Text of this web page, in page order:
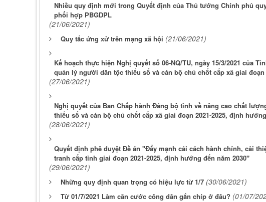
Nhiều quy định mới trong Quyết định của Thủ tướng Chính phủ
phối hợp PBGDPL
(21/06/2021)
Quy tắc ứng xử trên mạng xã hội (21/06/2021)
Kế hoạch thực hiện Nghị quyết số 06-NQ/TU, ngày 15/3/2021 của
quản lý người dân tộc thiểu số và cán bộ chủ chốt cấp xã giai
(27/06/2021)
Nghị quyết của Ban Chấp hành Đảng bộ tỉnh về nâng cao chất
thiểu số và cán bộ chủ chốt cấp xã giai đoạn 2021-2025, định
(28/06/2021)
Quyết định phê duyệt Đề án "Đẩy mạnh cải cách hành chính, cải
tranh cấp tỉnh giai đoạn 2021-2025, định hướng đến năm 2030"
(29/06/2021)
Những quy định quan trọng có hiệu lực từ 1/7 (30/06/2021)
Từ 01/7/2021 Làm căn cước công dân gắn chíp ở đâu? (01/07/